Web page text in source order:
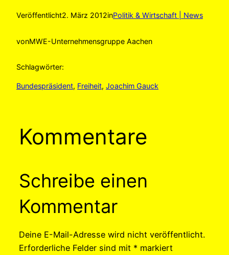
Veröffentlicht2. März 2012inPolitik & Wirtschaft | News
vonMWE-Unternehmensgruppe Aachen
Schlagwörter:
Bundespräsident, Freiheit, Joachim Gauck
Kommentare
Schreibe einen
Kommentar
Deine E-Mail-Adresse wird nicht veröffentlicht.
Erforderliche Felder sind mit * markiert